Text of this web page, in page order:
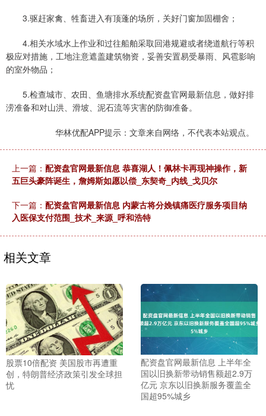
3.驱赶家禽、牲畜进入有顶蓬的场所，关好门窗加固棚舍；
4.相关水域水上作业和过往船舶采取回港规避或者绕道航行等积
极应对措施，工地注意遮盖建筑物资，妥善安置易受暴雨、风雹影响
的室外物品；
5.检查城市、农田、鱼塘排水系统配资盘官网最新信息，做好排
涝准备和对山洪、滑坡、泥石流等灾害的防御准备。
华林优配APP提示：文章来自网络，不代表本站观点。
上一篇： 配资盘官网最新信息 恭喜湖人！佩林卡再现神操作，新
五巨头豪阵诞生，詹姆斯如愿以偿_东契奇_内线_戈贝尔
下一篇： 配资盘官网最新信息 内蒙古将分娩镇痛医疗服务项目纳
入医保支付范围_技术_来源_呼和浩特
相关文章
股票10倍配资 美国股市再遭重
创，特朗普经济政策引发全球担
忧
配资盘官网最新信息 上半年全
国以旧换新带动销售额超2.9万
亿元 京东以旧换新服务覆盖全
国超95%城乡